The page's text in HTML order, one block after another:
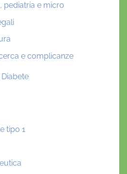
pediatria e micro
e complicanze
tipo 1